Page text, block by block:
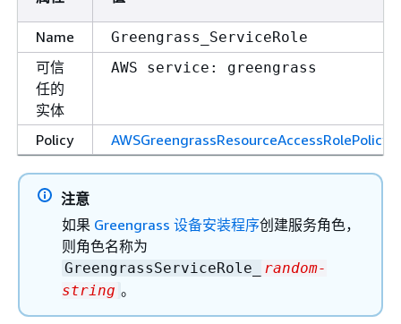
Name Greengrass_ServiceRole
可信
任的
实体
AWS service: greengrass
Policy AWSGreengrassResourceAccessRolePolicy
注意
如果 Greengrass 设备安装程序创建服务角色，
则角色名称为
GreengrassServiceRole_
random-
string 。